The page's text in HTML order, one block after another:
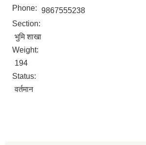
Phone: 9867555238
Section:
भुमि शाखा
Weight:
194
Status:
वर्तमान